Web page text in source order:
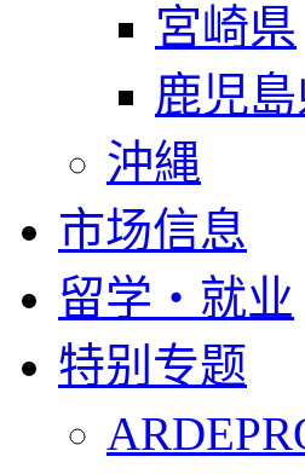
宮崎県
鹿児
沖縄
市场信息
留学・就业
特别专题